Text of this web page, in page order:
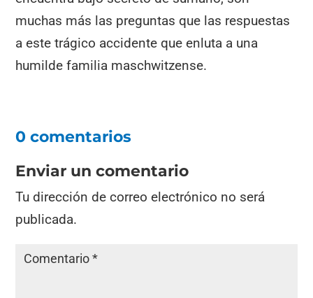
muchas más las preguntas que las respuestas
a este trágico accidente que enluta a una
humilde familia maschwitzense.
0 comentarios
Enviar un comentario
Tu dirección de correo electrónico no será
publicada.